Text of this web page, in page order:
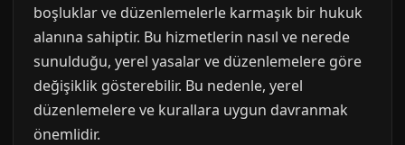
boşluklar ve düzenlemelerle karmaşık bir hukuk
alanına sahiptir. Bu hizmetlerin nasıl ve nerede
sunulduğu, yerel yasalar ve düzenlemelere göre
değişiklik gösterebilir. Bu nedenle, yerel
düzenlemelere ve kurallara uygun davranmak
önemlidir.